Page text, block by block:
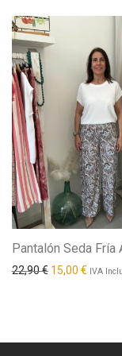
Pantalón Seda Fría
22,90€ El precio
15,00 € El
IVA